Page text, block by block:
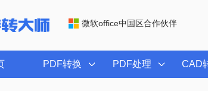
微软office中国区合作伙伴
PDF转换 PDF处理 CAD